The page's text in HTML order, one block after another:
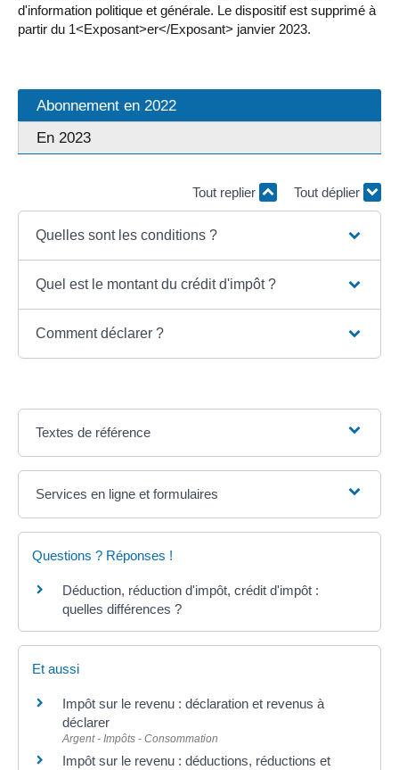
d'information politique et générale. Le dispositif est supprimé à
partir du 1<Exposant>er</Exposant> janvier 2023.
Abonnement en 2022
En 2023
Tout replier Tout déplier
Quelles sont les conditions ?
Quel est le montant du crédit d'impôt ?
Comment déclarer ?
Textes de référence
Services en ligne et formulaires
Questions ? Réponses !
Déduction, réduction d'impôt, crédit d'impôt :
quelles différences ?
Et aussi
Impôt sur le revenu : déclaration et revenus à
déclarer
Argent - Impôts - Consommation
Impôt sur le revenu : déductions, réductions et